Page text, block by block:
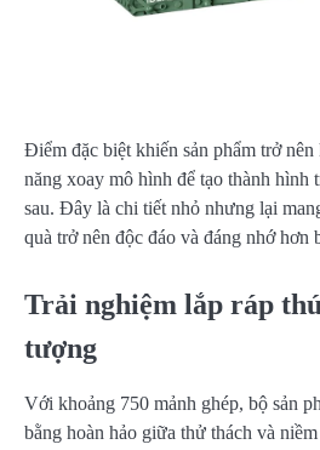
Điểm đặc biệt khiến sản phẩm trở
năng xoay mô hình để tạo thành
sau. Đây là chi tiết nhỏ nhưng lại
quà trở nên độc đáo và đáng nhớ hơn
Trải nghiệm lắp ráp
tượng
Với khoảng 750 mảnh ghép, bộ sản
bằng hoàn hảo giữa thử thách và